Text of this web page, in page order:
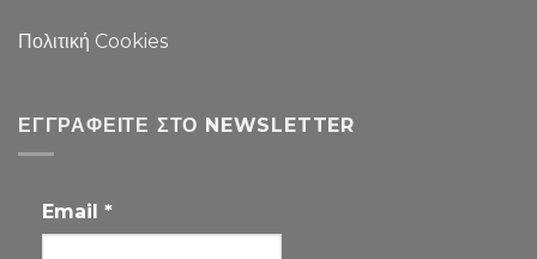
Πολιτική Cookies
ΕΓΓΡΑΦΕΊΤΕ ΣΤΟ NEWSLETTER
Email *